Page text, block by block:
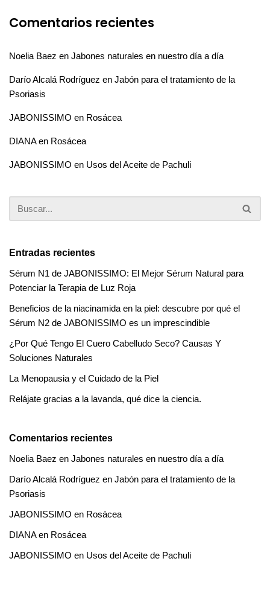
Comentarios recientes
Noelia Baez en Jabones naturales en nuestro día a día
Darío Alcalá Rodríguez en Jabón para el tratamiento de la
Psoriasis
JABONISSIMO en Rosácea
DIANAen Rosácea
JABONISSIMO en Usos del Aceite de Pachuli
Entradas recientes
Sérum N1 de JABONISSIMO: El Mejor Sérum Natural para
Potenciar la Terapia de Luz Roja
Beneficios de la niacinamida en la piel: descubre por qué el
Sérum N2 de JABONISSIMO es un imprescindible
¿Por Qué Tengo El Cuero Cabelludo Seco? Causas Y
Soluciones Naturales
La Menopausia y el Cuidado de la Piel
Relájate gracias a la lavanda, qué dice la ciencia.
Comentarios recientes
Noelia Baez en Jabones naturales en nuestro día a día
Darío Alcalá Rodríguez en Jabón para el tratamiento de la
Psoriasis
JABONISSIMO en Rosácea
DIANAen Rosácea
JABONISSIMO en Usos del Aceite de Pachuli